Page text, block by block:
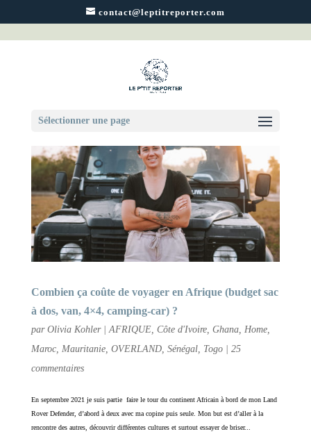
contact@leptitreporter.com
Sélectionner une page
Combien ça coûte de voyager en Afrique (budget sac
à dos, van, 4×4, camping-car) ?
par Olivia Kohler| AFRIQUE, Côte d'Ivoire, Ghana, Home,
Maroc, Mauritanie, OVERLAND, Sénégal, Togo| 25
commentaires
En septembre 2021 je suis partie faire le tour du continent Africain à bord de mon Land
Rover Defender, d’abord à deux avec ma copine puis seule. Mon but est d’aller à la
rencontre des autres, découvrir différentes cultures et surtout essayer de briser...